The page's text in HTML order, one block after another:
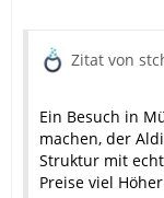
Zitat von
Ein Besuch in
machen, der
Struktur mit
Preise viel